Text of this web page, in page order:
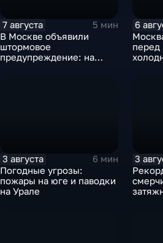
7 августа
5 мин
В Москве объявили
штормовое
предупреждение: на
6
перед
3 августа
6 мин
Погодные угрозы:
пожары на юге и паводки
на Урале
3